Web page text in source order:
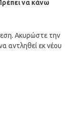
να κάνω
Ακυρώστε την
αντληθεί εκ νέου